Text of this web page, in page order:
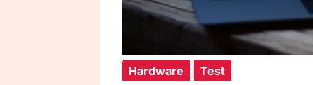
Hardware Test